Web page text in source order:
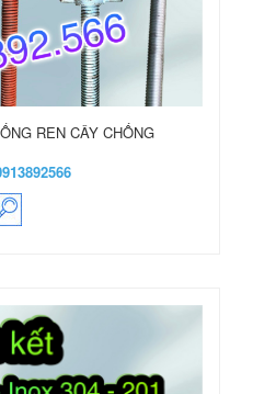
REN CÂY CHỐNG